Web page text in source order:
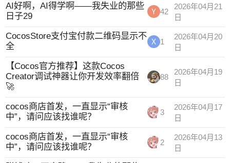
AI好啊，AI得学啊——我失业的那些
日子29
42
2026年04月21
日
CocosStore支付宝付款二维码显示不
全
1
2026年04月20
日
【Cocos官方推荐】这款Cocos
Creator调试神器让你开发效率翻倍
🚀
88
2026年04月19
日
cocos商店首发，一直显示“审核
中”，请问应该找谁呢？
3
2026年04月17
日
cocos商店首发，一直显示“审核
中”，请问应该找谁呢？
2
2026年04月13
日